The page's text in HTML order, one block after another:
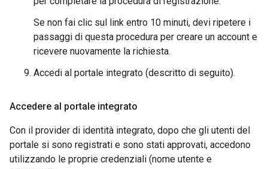
Se non fai clic sul link entro 10 minuti, devi ripetere i
passaggi di questa procedura per creare un account e
ricevere nuovamente la richiesta.
Accedi al portale integrato (descritto di seguito).
Accedere al portale integrato
Con il provider di identità integrato, dopo che gli utenti del
portale si sono registrati e sono stati approvati, accedono
utilizzando le proprie credenziali (nome utente e